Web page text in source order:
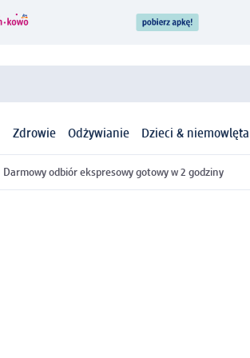
Zdrowie Odżywianie Dzieci & niemowlęta
Darmowy odbiór ekspresowy gotowy w 2 godziny